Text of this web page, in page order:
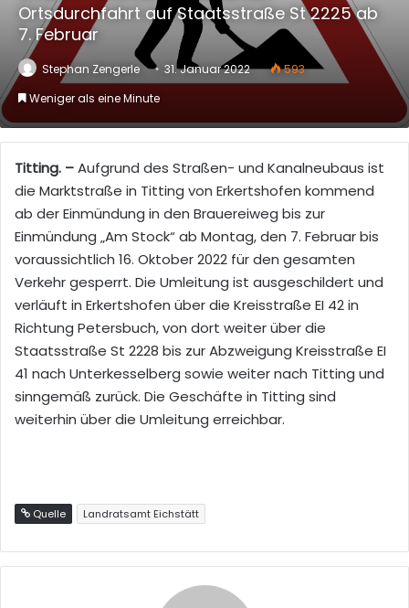
Ortsdurchfahrt auf Staatsstraße St 2225 ab
7. Februar
Stephan Zengerle 31. Januar 2022
593
Weniger als eine Minute
Titting. –Aufgrund des Straßen- und Kanalneubaus ist
die Marktstraße in Titting von Erkertshofen kommend
ab der Einmündung in den Brauereiweg bis zur
Einmündung „Am Stock“ ab Montag, den 7. Februar bis
voraussichtlich 16. Oktober 2022 für den gesamten
Verkehr gesperrt. Die Umleitung ist ausgeschildert und
verläuft in Erkertshofen über die Kreisstraße EI 42 in
Richtung Petersbuch, von dort weiter über die
Staatsstraße St 2228 bis zur Abzweigung Kreisstraße EI
41 nach Unterkesselberg sowie weiter nach Titting und
sinngemäß zurück. Die Geschäfte in Titting sind
weiterhin über die Umleitung erreichbar.
Quelle Landratsamt Eichstätt